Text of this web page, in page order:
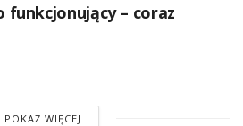
funkcjonujący – coraz
POKAŻ WIĘCEJ